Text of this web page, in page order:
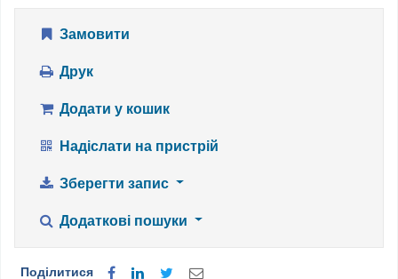
Замовити
Друк
Додати у кошик
Надіслати на пристрій
Зберегти запис
Додаткові пошуки
Поділитися